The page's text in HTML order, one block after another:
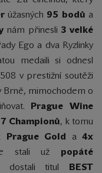
úžasných 95 bodů a
nám přinesli 3 velké
Ego a dva Ryzlinky
medaili si odnesl
v prestižní soutěži
Brně, mimochodem o
Prague Wine
7 Championů, k tomu
Prague Gold a 4x
stali už popáté
titul BEST